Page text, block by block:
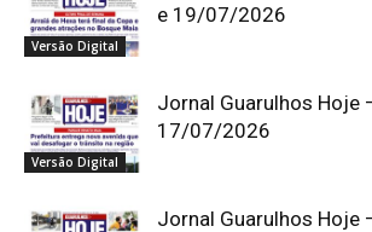
Versão Digital
e 19/07/2026
Versão Digital
Jornal Guarulhos Hoje
17/07/2026
Jornal Guarulhos Hoje